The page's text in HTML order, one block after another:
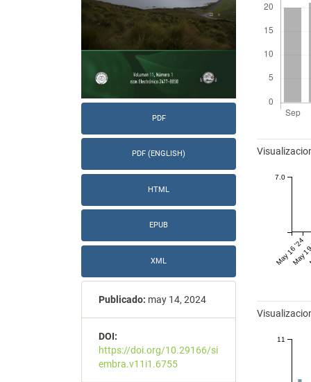
PDF
PDF (ENGLISH)
HTML
EPUB
XML
Publicado: may 14, 2024
DOI:
https://doi.org/10.29166/si
embra.v11i1.6755
May 16 '24
May
7.0
11